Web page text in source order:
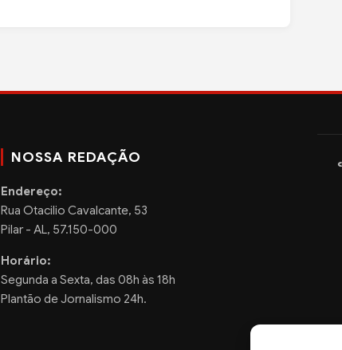
NOSSA REDAÇÃO
Endereço:
Rua Otacilio Cavalcante, 53
Pilar - AL, 57.150-000
Horário:
Segunda a Sexta, das 08h às 18h
Plantão de Jornalismo 24h.